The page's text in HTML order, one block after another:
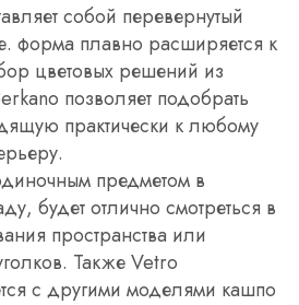
собой перевернутый
форма плавно расширяется к
цветовых решений из
позволяет подобрать
практически к любому
предметом в
будет отлично смотреться в
пространства или
Также Vetro
с другими моделями кашпо